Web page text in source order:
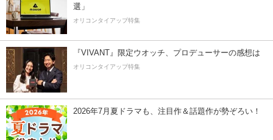
選」
オリコンタイアップ特集
『VIVANT』限定ウオッチ、プロデューサーの感想は
オリコンタイアップ特集
2026年7月夏ドラマも、注目作＆話題作が勢ぞろい！